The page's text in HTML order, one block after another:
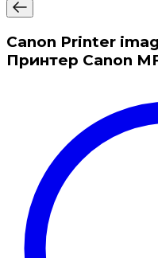
Canon Printer
Принтер Canon